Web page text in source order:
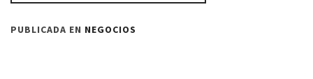
PUBLICADA EN NEGOCIOS